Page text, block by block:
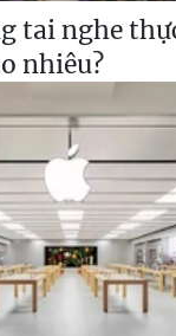
tai nghe
nhiêu?